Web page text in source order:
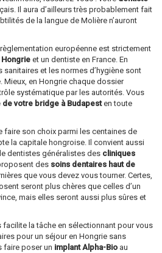
Il aura d’ailleurs très probablement fait
de la langue de Molière n’auront
européenne est strictement
et un dentiste en France. En
sanitaires et les normes d’hygiène sont
Mieux, en Hongrie chaque dossier
systématique par les autorités. Vous
de votre bridge à Budapesten toute
faire son choix parmi les centaines de
la capitale hongroise. Il convient aussi
dentistes généralistes des cliniques
des soins dentaires haut de
que vous devez vous tourner. Certes,
seront plus chères que celles d’un
mais elles seront aussi plus sûres et
facilite la tâche en sélectionnant pour vous
pour un séjour en Hongrie sans
faire poser un implant Alpha-Bio au